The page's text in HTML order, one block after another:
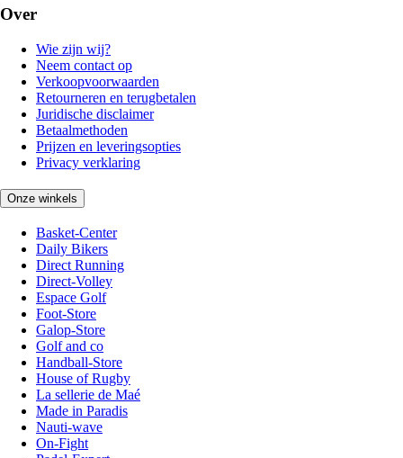
Over
Wie zijn wij?
Neem contact op
Verkoopvoorwaarden
Retourneren en terugbetalen
Juridische disclaimer
Betaalmethoden
Prijzen en leveringsopties
Privacy verklaring
Onze winkels
Basket-Center
Daily Bikers
Direct Running
Direct-Volley
Espace Golf
Foot-Store
Galop-Store
Golf and co
Handball-Store
House of Rugby
La sellerie de Maé
Made in Paradis
Nauti-wave
On-Fight